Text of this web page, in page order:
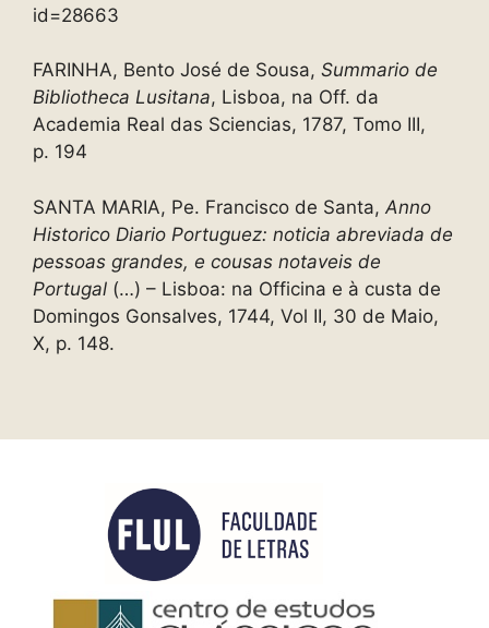
id=28663
FARINHA, Bento José de Sousa, Summario de
Bibliotheca Lusitana, Lisboa, na Off. da
Academia Real das Sciencias, 1787, Tomo III,
p. 194
SANTA MARIA, Pe. Francisco de Santa, Anno
Historico Diario Portuguez: noticia abreviada de
pessoas grandes, e cousas notaveis de
Portugal (…) – Lisboa: na Officina e à custa de
Domingos Gonsalves, 1744, Vol II, 30 de Maio,
X, p. 148.